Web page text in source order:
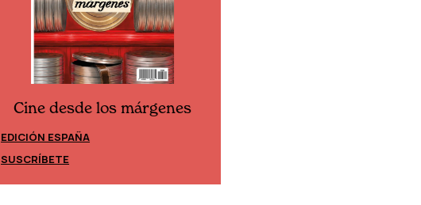
Cine desde los márgenes
EDICIÓN ESPAÑA
SUSCRÍBETE